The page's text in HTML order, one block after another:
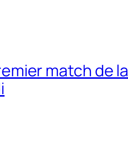
match de la